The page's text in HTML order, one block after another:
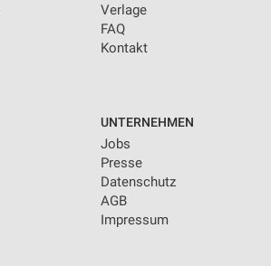
Verlage
FAQ
Kontakt
UNTERNEHMEN
Jobs
Presse
Datenschutz
AGB
Impressum